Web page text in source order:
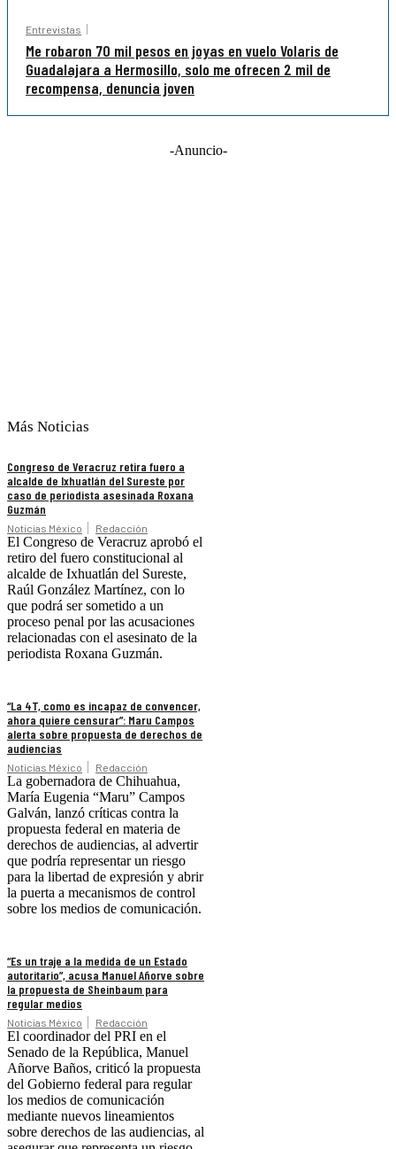
Entrevistas
Me robaron 70 mil pesos en joyas en vuelo Volaris de
Guadalajara a Hermosillo, solo me ofrecen 2 mil de
recompensa, denuncia joven
-Anuncio-
Más Noticias
Congreso de Veracruz retira fuero a
alcalde de Ixhuatlán del Sureste por
caso de periodista asesinada Roxana
Guzmán
Noticias México Redacción
El Congreso de Veracruz aprobó el
retiro del fuero constitucional al
alcalde de Ixhuatlán del Sureste,
Raúl González Martínez, con lo
que podrá ser sometido a un
proceso penal por las acusaciones
relacionadas con el asesinato de la
periodista Roxana Guzmán.
“La 4T, como es incapaz de convencer,
ahora quiere censurar”: Maru Campos
alerta sobre propuesta de derechos de
audiencias
Noticias México Redacción
La gobernadora de Chihuahua,
María Eugenia “Maru” Campos
Galván, lanzó críticas contra la
propuesta federal en materia de
derechos de audiencias, al advertir
que podría representar un riesgo
para la libertad de expresión y abrir
la puerta a mecanismos de control
sobre los medios de comunicación.
“Es un traje a la medida de un Estado
autoritario”, acusa Manuel Añorve sobre
la propuesta de Sheinbaum para
regular medios
Noticias México Redacción
El coordinador del PRI en el
Senado de la República, Manuel
Añorve Baños, criticó la propuesta
del Gobierno federal para regular
los medios de comunicación
mediante nuevos lineamientos
sobre derechos de las audiencias, al